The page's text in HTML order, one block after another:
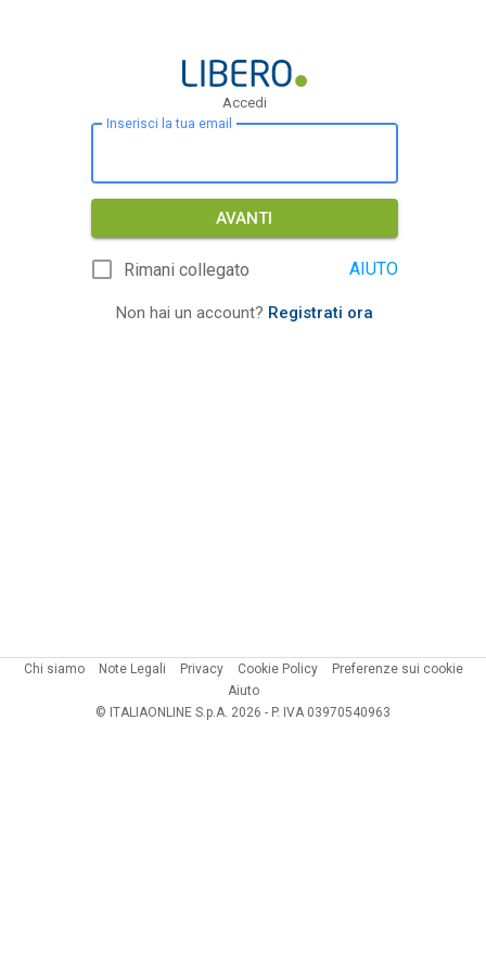
Accedi
Inserisci la tua email
AVANTI
Rimani collegato AIUTO
Non hai un account? Registrati ora
Chi siamo Note Legali Privacy Cookie Policy
Preferenze sui cookie
Aiuto
© ITALIAONLINE S.p.A. 2026 - P. IVA 03970540963